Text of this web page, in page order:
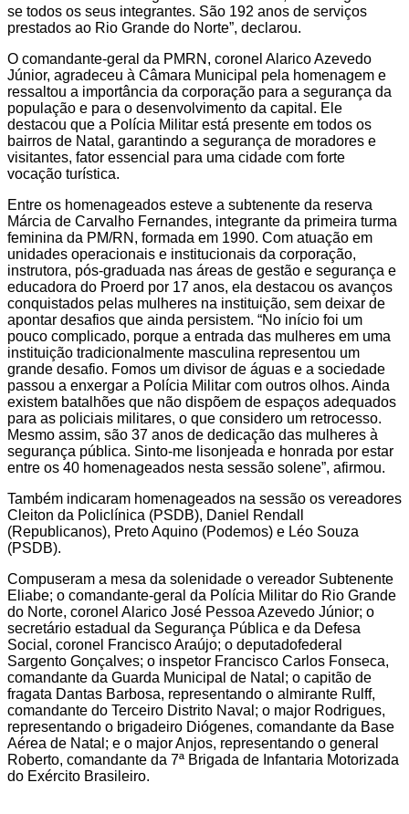
se todos os seus integrantes. São 192 anos de serviços
prestados ao Rio Grande do Norte”, declarou.
O comandante-geral da PMRN, coronel Alarico Azevedo
Júnior, agradeceu à Câmara Municipal pela homenagem e
ressaltou a importância da corporação para a segurança da
população e para o desenvolvimento da capital. Ele
destacou que a Polícia Militar está presente em todos os
bairros de Natal, garantindo a segurança de moradores e
visitantes, fator essencial para uma cidade com forte
vocação turística.
Entre os homenageados esteve a subtenente da reserva
Márcia de Carvalho Fernandes, integrante da primeira turma
feminina da PM/RN, formada em 1990. Com atuação em
unidades operacionais e institucionais da corporação,
instrutora, pós-graduada nas áreas de gestão e segurança e
educadora do Proerd por 17 anos, ela destacou os avanços
conquistados pelas mulheres na instituição, sem deixar de
apontar desafios que ainda persistem. “No início foi um
pouco complicado, porque a entrada das mulheres em uma
instituição tradicionalmente masculina representou um
grande desafio. Fomos um divisor de águas e a sociedade
passou a enxergar a Polícia Militar com outros olhos. Ainda
existem batalhões que não dispõem de espaços adequados
para as policiais militares, o que considero um retrocesso.
Mesmo assim, são 37 anos de dedicação das mulheres à
segurança pública. Sinto-me lisonjeada e honrada por estar
entre os 40 homenageados nesta sessão solene”, afirmou.
Também indicaram homenageados na sessão os vereadores
Cleiton da Policlínica (PSDB), Daniel Rendall
(Republicanos), Preto Aquino (Podemos) e Léo Souza
(PSDB).
Compuseram a mesa da solenidade o vereador Subtenente
Eliabe; o comandante-geral da Polícia Militar do Rio Grande
do Norte, coronel Alarico José Pessoa Azevedo Júnior; o
secretário estadual da Segurança Pública e da Defesa
Social, coronel Francisco Araújo; o deputadofederal
Sargento Gonçalves; o inspetor Francisco Carlos Fonseca,
comandante da Guarda Municipal de Natal; o capitão de
fragata Dantas Barbosa, representando o almirante Rulff,
comandante do Terceiro Distrito Naval; o major Rodrigues,
representando o brigadeiro Diógenes, comandante da Base
Aérea de Natal; e o major Anjos, representando o general
Roberto, comandante da 7ª Brigada de Infantaria Motorizada
do Exército Brasileiro.